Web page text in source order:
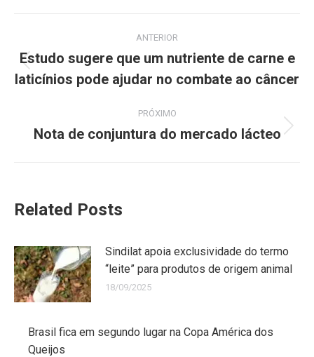
ANTERIOR
Estudo sugere que um nutriente de carne e
laticínios pode ajudar no combate ao câncer
PRÓXIMO
Nota de conjuntura do mercado lácteo
Related Posts
Sindilat apoia exclusividade do termo
“leite” para produtos de origem animal
18/09/2025
Brasil fica em segundo lugar na Copa América dos
Queijos